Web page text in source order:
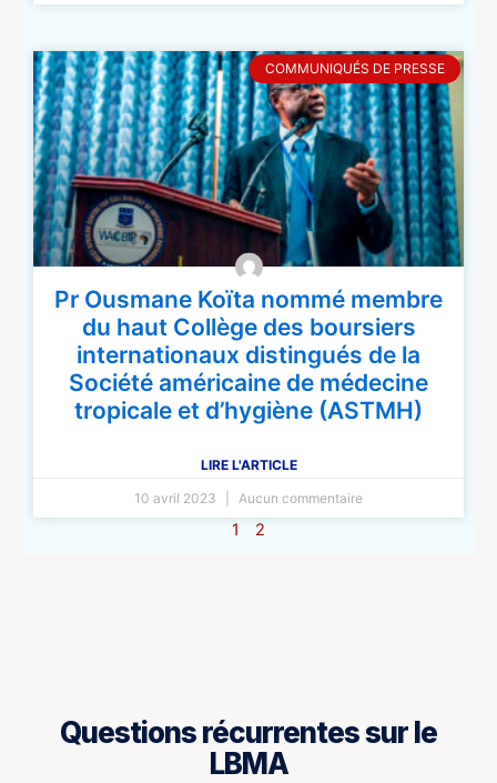
COMMUNIQUÉS DE PRESSE
Pr Ousmane Koïta nommé membre
du haut Collège des boursiers
internationaux distingués de la
Société américaine de médecine
tropicale et d’hygiène (ASTMH)
LIRE L'ARTICLE
10 avril 2023
Aucun commentaire
1 2
Questions récurrentes sur le
LBMA